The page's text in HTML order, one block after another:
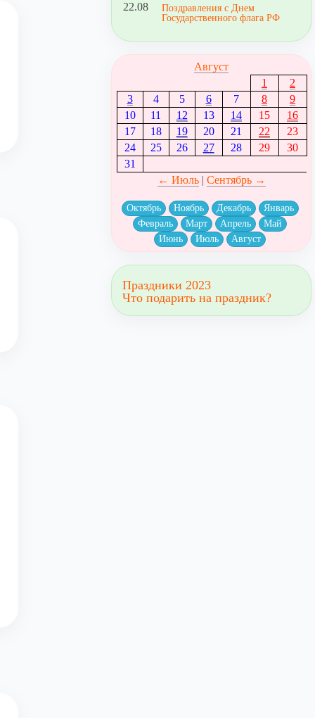
22.08
Поздравления с Днем
Государственного флага РФ
Август
1
2
3
4 5 6 7 8
9
10
11 12 13 14 15
16
17
18 19 20 21 22
23
24
25 26 27 28 29
30
31
← Июль| Сентябрь →
Октябрь Ноябрь Декабрь
Январь
Февраль
Март Апрель
Май
Июнь
Июль Август
Праздники 2023
Что подарить на праздник?